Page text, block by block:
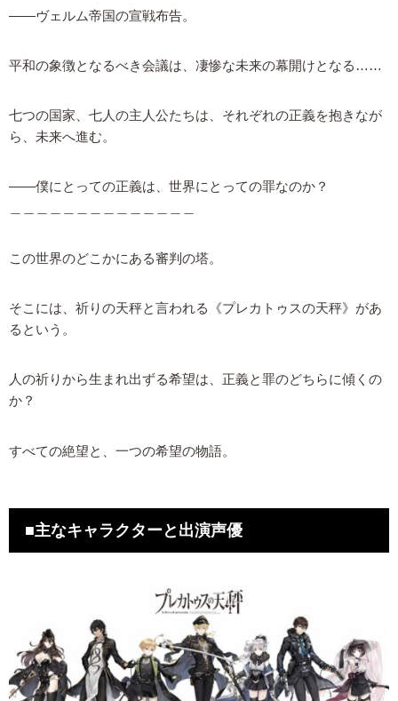
――ヴェルム帝国の宣戦布告。
平和の象徴となるべき会議は、凄惨な未来の幕開けとなる……
七つの国家、七人の主人公たちは、それぞれの正義を抱きなが
ら、未来へ進む。
――僕にとっての正義は、世界にとっての罪なのか？
この世界のどこかにある審判の塔。
そこには、祈りの天秤と言われる《プレカトゥスの天秤》があ
るという。
人の祈りから生まれ出ずる希望は、正義と罪のどちらに傾くの
か？
すべての絶望と、一つの希望の物語。
■主なキャラクターと出演声優